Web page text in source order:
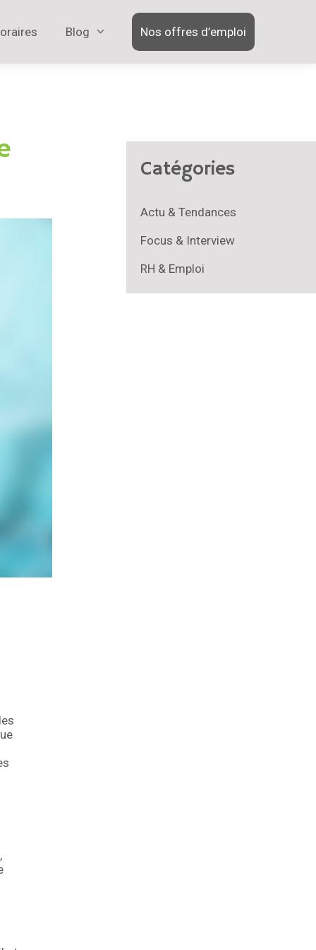
Blog Nos offres d’emploi
Catégories
Actu & Tendances
Focus & Interview
RH & Emploi